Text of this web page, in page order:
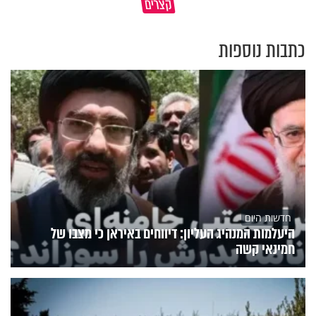
קצריםמדוע האמונה נמשלה למלח?
כתבות נוספות
חדשות היום
היעלמות המנהיג העליון: דיווחים באיראן כי מצבו של
חמינאי קשה